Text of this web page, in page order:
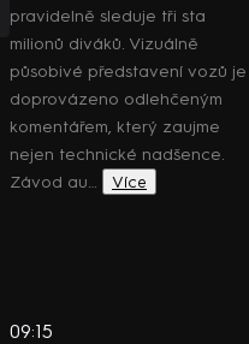
pravidelně sleduje tři sta
milionů diváků. Vizuálně
působivé představení vozů je
doprovázeno odlehčeným
komentářem, který zaujme
nejen technické nadšence.
Závod au…
Více
09:15